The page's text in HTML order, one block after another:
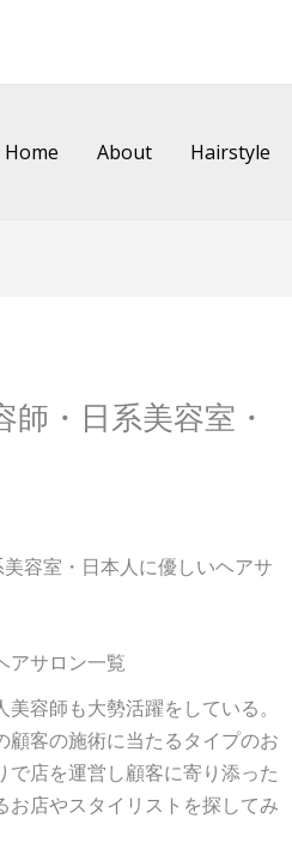
Home About Hairstyle
師・日系美容室・
容室・日本人に優しいヘアサ
アサロン一覧
容師も大勢活躍をしている。
客の施術に当たるタイプのお
店を運営し顧客に寄り添った
店やスタイリストを探してみ